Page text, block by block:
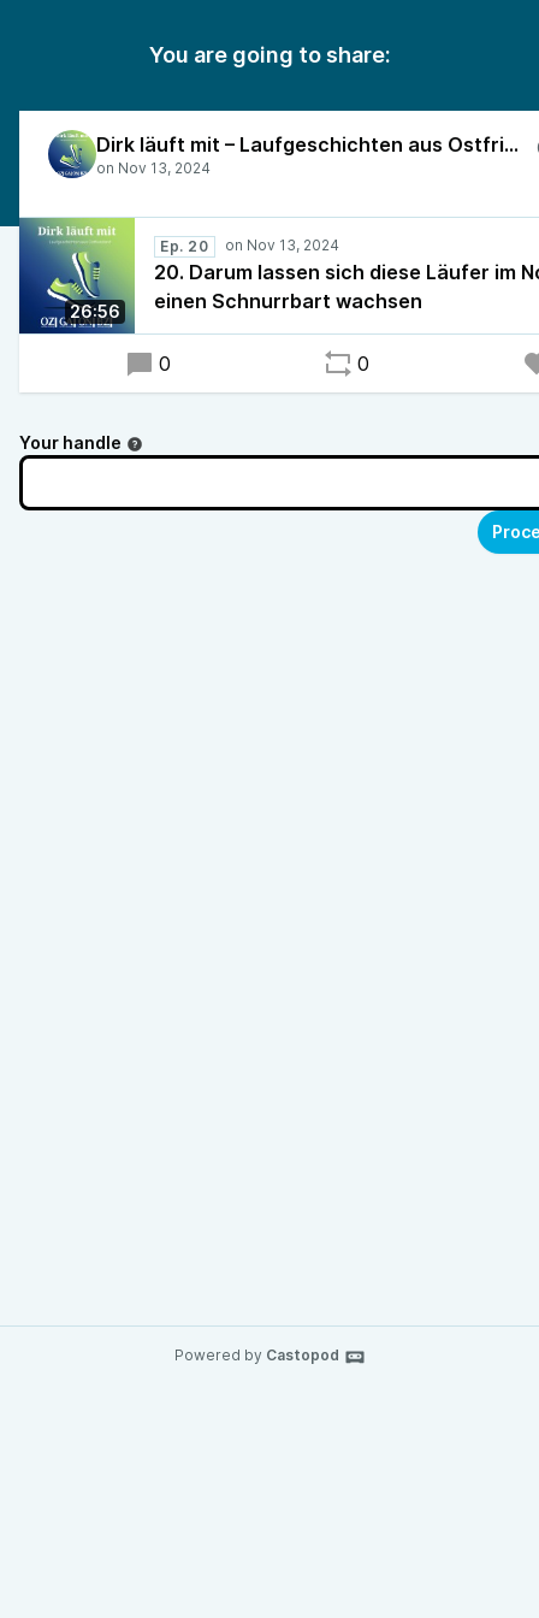
You are going to share:
Dirk läuft mit – Laufgeschichten aus Ostfriesland
26:56
Ep. 20
20. Darum lassen sich diese Läufer im
einen Schnurrbart wachsen
0 0
Your handle
Powered by Castopod